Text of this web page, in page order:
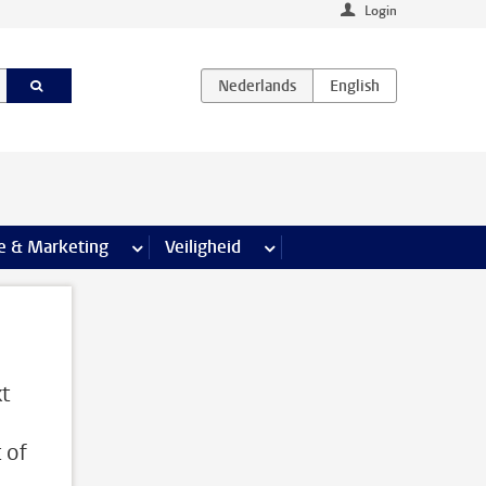
Login
& Marketing meer Communicatie & Marketing pagina’s
Veiligheid meer Veiligheid pagina’s
of